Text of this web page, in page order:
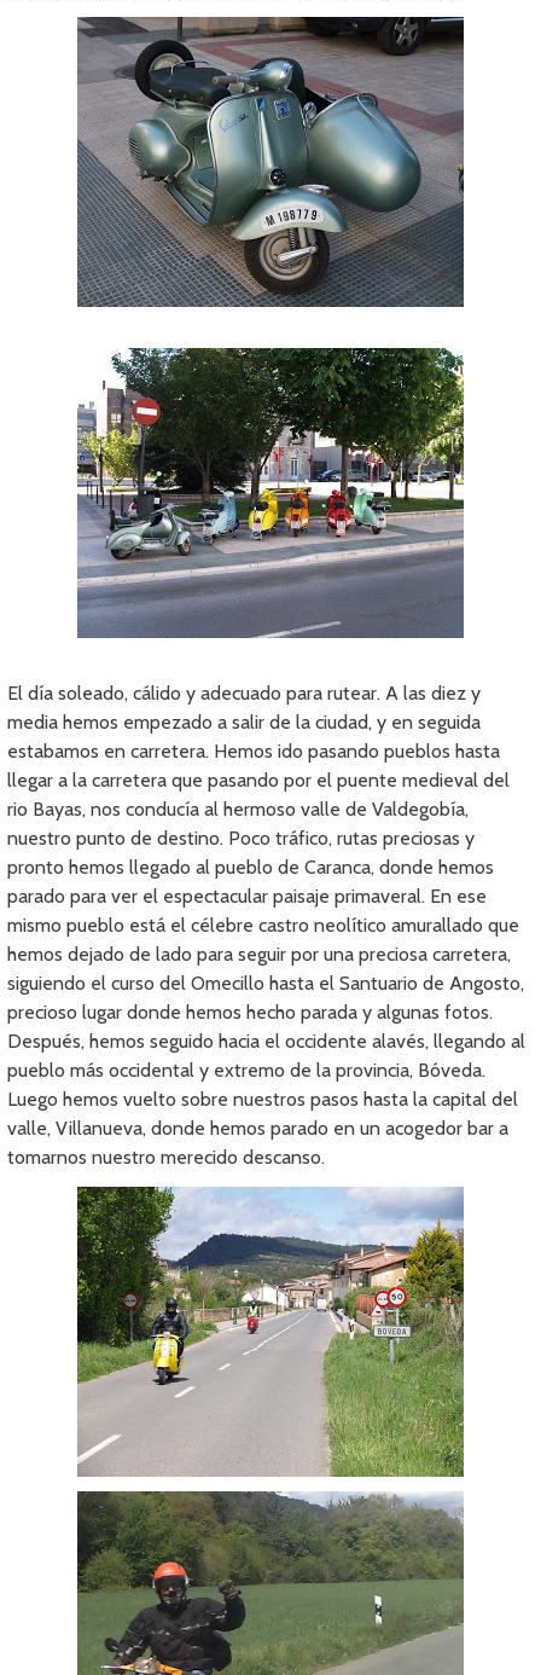
El día soleado, cálido y adecuado para rutear. A las diez y
media hemos empezado a salir de la ciudad, y en seguida
estabamos en carretera. Hemos ido pasando pueblos hasta
llegar a la carretera que pasando por el puente medieval del
rio Bayas, nos conducía al hermoso valle de Valdegobía,
nuestro punto de destino. Poco tráfico, rutas preciosas y
pronto hemos llegado al pueblo de Caranca, donde hemos
parado para ver el espectacular paisaje primaveral. En ese
mismo pueblo está el célebre castro neolítico amurallado que
hemos dejado de lado para seguir por una preciosa carretera,
siguiendo el curso del Omecillo hasta el Santuario de Angosto,
precioso lugar donde hemos hecho parada y algunas fotos.
Después, hemos seguido hacia el occidente alavés, llegando al
pueblo más occidental y extremo de la provincia, Bóveda.
Luego hemos vuelto sobre nuestros pasos hasta la capital del
valle, Villanueva, donde hemos parado en un acogedor bar a
tomarnos nuestro merecido descanso.